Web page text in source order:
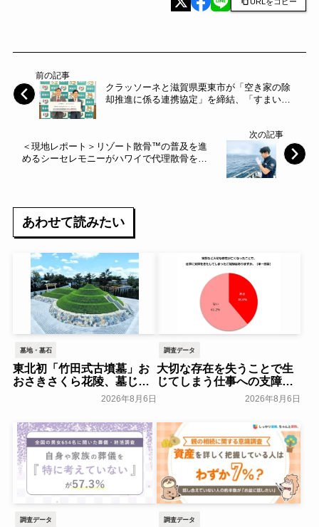
前の記事
クラッソーネと滋賀県栗東市が「空き家の除
却推進に係る連携協定」を締結、「すまいの
次の記事
＜現地レポート＞リゾート散骨™の普及を進
めるシーセレモニーがハワイで代理散骨を実
あわせて読みたい
墓地・墓石
東北初「竹田式古墳墓」お
おさきさくら花陵、墓じま
いのご負担を軽減する「墓
じまいアシストプラン」を
開始 ─ 合同永久埋葬（合祀
墓）への改葬がお二人目以
降100,000円（税込）に【株
式会社前方後円墳】～前方
後円墳～
一般公開
2026年8月6日
調査データ
大切な存在を失うことで生
じてしまう仕事への支障
「経験がある」38.8％～ビ
ースタイルグループ～
2026年8月6日
調査データ 調査データ